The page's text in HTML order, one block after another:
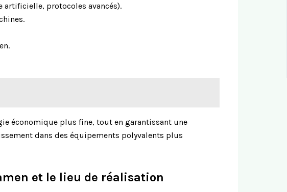
artificielle, protocoles avancés).
économique plus fine, tout en garantissant une
dans des équipements polyvalents plus
et le lieu de réalisation